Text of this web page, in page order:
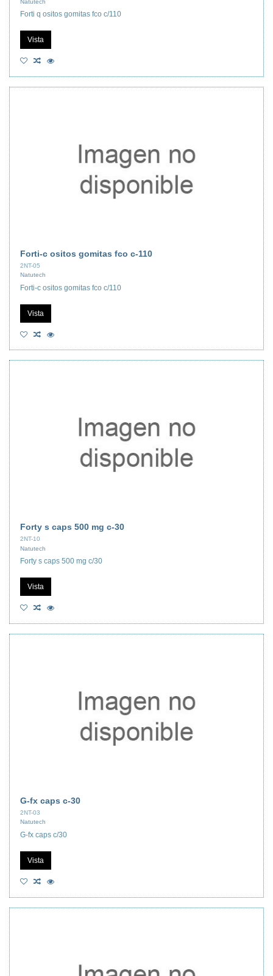
Natutech
Forti q ositos gomitas fco c/110
Vista
Forti-c ositos gomitas fco c-110
2NT-05
Natutech
Forti-c ositos gomitas fco c/110
Vista
Forty s caps 500 mg c-30
2NT-10
Natutech
Forty s caps 500 mg c/30
Vista
G-fx caps c-30
2NT-03
Natutech
G-fx caps c/30
Vista